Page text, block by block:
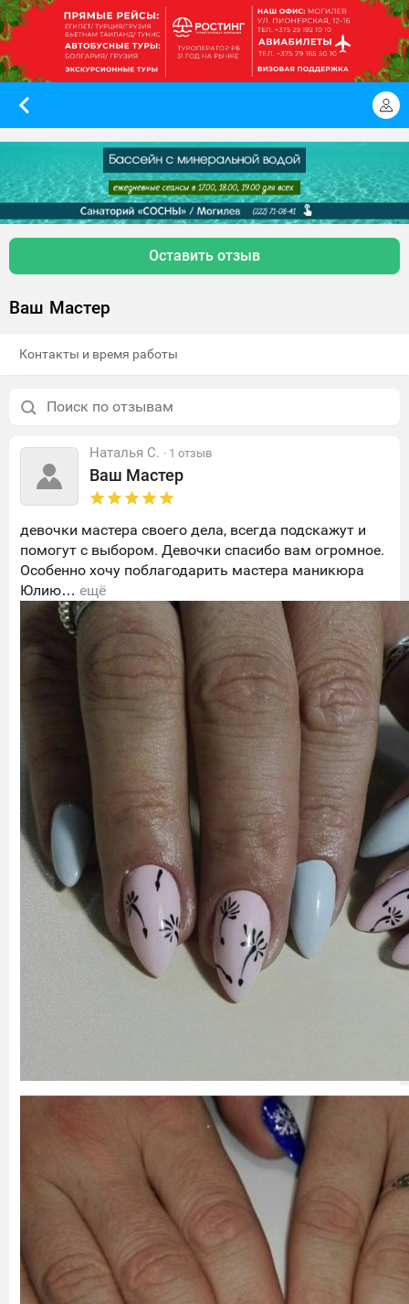
Оставить отзыв
Ваш Мастер
Контакты и время работы
Наталья С. · 1 отзыв
Ваш Мастер
девочки мастера своего дела, всегда подскажут и
помогут с выбором. Девочки спасибо вам огромное.
Особенно хочу поблагодарить мастера маникюра
Юлию… ещё